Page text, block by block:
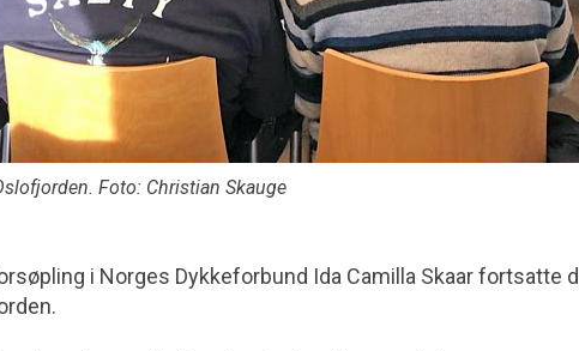
Foto: Christian Skauge
i Norges Dykkeforbund Ida Camilla Skaar fortsatte